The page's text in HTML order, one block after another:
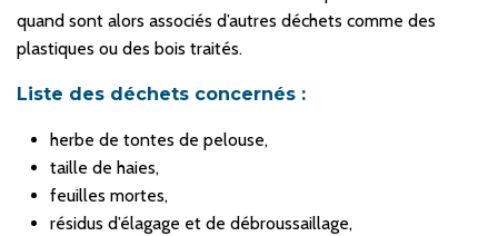
quand sont alors associés d’autres déchets comme des
plastiques ou des bois traités.
Liste des déchets concernés :
herbe de tontes de pelouse,
taille de haies,
feuilles mortes,
résidus d’élagage et de débroussaillage,